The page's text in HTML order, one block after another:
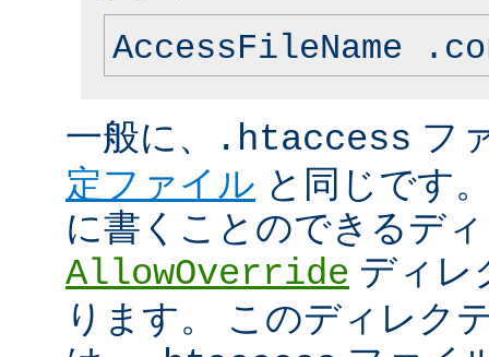
AccessFileName
一般に、 .htaccess フ
定ファイル と同じです
に書くことのできるデ
AllowOverride ディレ
ります。 このディレク